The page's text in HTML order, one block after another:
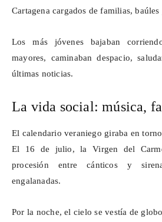
Cartagena cargados de familias,
Los más jóvenes bajaban
mayores, caminaban despacio,
últimas noticias.
La vida social: música,
El calendario veraniego giraba en
El 16 de julio, la Virgen del
procesión entre cánticos y
engalanadas.
Por la noche, el cielo se vestía de